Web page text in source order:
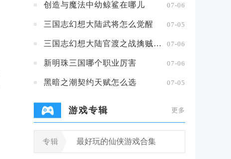
创造与魔法中幼鲸鲨在哪儿 07-06
三国志幻想大陆武将怎么觉醒 07-05
三国志幻想大陆官渡之战擒贼擒王攻略 07-06
新明珠三国哪个职业厉害 07-06
黑暗之潮契约天赋怎么选 07-05
游戏专辑 更多
专辑 最好玩的仙侠游戏合集